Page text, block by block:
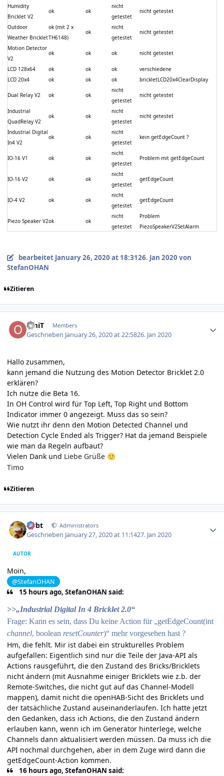
Humidity
Bricklet V2
ok ok
nicht
getestet
nicht getestet
Outdoor
Weather Bricklet
ok (mit 2 x
TH6148)
ok
nicht
getestet
nicht getestet
Motion Detector
V2
ok ok ok nicht getestet
LCD 128x64 ok ok ok
verschiedene
LCD 20x4
ok ok ok brickletLCD20x4ClearDisplay
Dual Relay V2 ok ok
nicht
getestet
nicht getestet
Industrial
QuadRelay V2
ok ok
nicht
getestet
nicht getestet
Industrial Digital
In4 V2
ok ok
nicht
getestet
kein getEdgeCount ?
IO-16 V1 ok ok
nicht
getestet
Problem mit getEdgeCount
IO-16 V2 ok ok
nicht
getestet
getEdgeCount
IO-4 V2 ok ok
nicht
getestet
getEdgeCount
Piezo Speaker V2ok ok
nicht
getestet
Problem
PiezoSpeakerV2SetAlarm
bearbeitet January 26, 2020 at 18:3126. Jan 2020 von
StefanOHAN
Zitieren
omiT Members
Geschrieben January 26, 2020 at 22:5826. Jan 2020
Hallo zusammen,
kann jemand die Nutzung des Motion Detector Bricklet 2.0
erklären?
Ich nutze die Beta 16.
In OH Control wird für Top Left, Top Right und Bottom
Indicator immer 0 angezeigt. Muss das so sein?
Wie nutzt ihr denn den Motion Detected Channel und
Detection Cycle Ended als Trigger? Hat da jemand Beispiele
wie man da Regeln aufbaut?
Vielen Dank und Liebe Grüße 🙂
Timo
Zitieren
rtrbt Administrators
Geschrieben January 27, 2020 at 11:1427. Jan 2020
AUTOR
Moin,
@StefanOHAN
15 hours ago, StefanOHAN said:
>>„Industrial Digital In 4 Bricklet 2.0“
Frage: Kann es sein, dass Du keine Action für „getEdgeCount(int
channel, boolean resetCounter)“ mehr vorgesehen hast ?
Hm, die fehlt. Mir ist dabei ein strukturelles Problem
aufgefallen: Eigentlich sind nur die Teile der Java-API als
Actions rausgeführt, die den Zustand des Bricks/Bricklets
nicht ändern (mit Ausnahme einiger Bricklets wie z.b. der
Remote-Switches, die nicht gut auf das Channel-Modell
mappen), damit nicht die openHAB-Sicht des Bricklets und
der tatsächliche Zustand auseinanderlaufen. Ich hatte jetzt
den Gedanken, dass ich Actions, die den Zustand ändern
erlauben kann, wenn ich im Generator hinterlege, welche
Channels dann aktualisiert werden müssen. Da muss ich die
API nochmal durchgehen, aber in dem Zuge wird dann die
getEdgeCount-Action kommen.
16 hours ago, StefanOHAN said: